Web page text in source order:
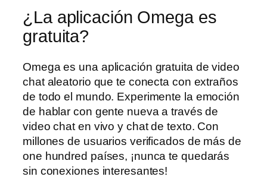
¿La aplicación Omega es
gratuita?
Omega es una aplicación gratuita de video
chat aleatorio que te conecta con extraños
de todo el mundo. Experimente la emoción
de hablar con gente nueva a través de
video chat en vivo y chat de texto. Con
millones de usuarios verificados de más de
one hundred países, ¡nunca te quedarás
sin conexiones interesantes!